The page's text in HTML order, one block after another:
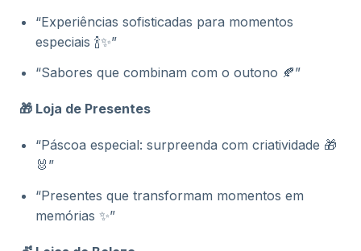
“Experiências sofisticadas para momentos
especiais 🍾✨”
“Sabores que combinam com o outono 🍂”
🎁 Loja de Presentes
“Páscoa especial: surpreenda com criatividade 🎁
🐰”
“Presentes que transformam momentos em
memórias ✨”